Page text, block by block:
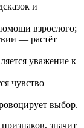
и
взрослого;
— растёт
уважение к
чувство
выбор.
значит